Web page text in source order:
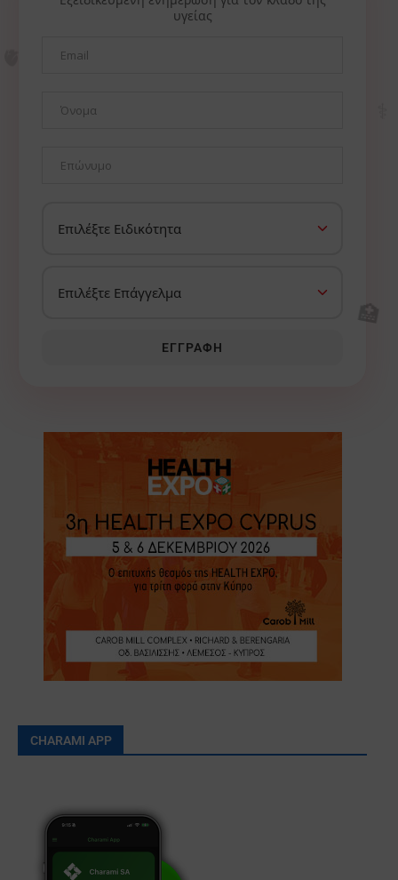
υγείας
ΕΓΓΡΑΦΉ
CHARAMI APP